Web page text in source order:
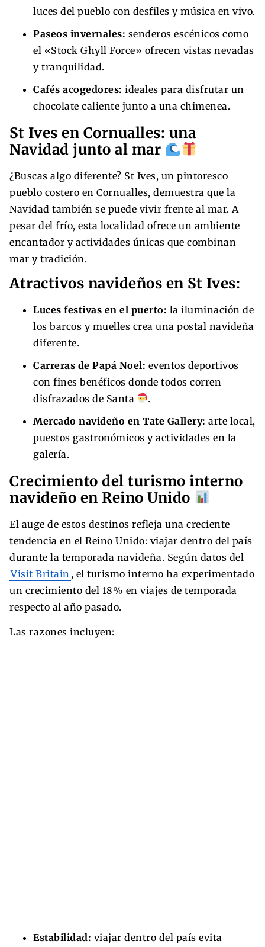
luces del pueblo con desfiles y música en vivo.
Paseos invernales: senderos escénicos como
el «Stock Ghyll Force» ofrecen vistas nevadas
y tranquilidad.
Cafés acogedores: ideales para disfrutar un
chocolate caliente junto a una chimenea.
St Ives en Cornualles: una
Navidad junto al mar
¿Buscas algo diferente? St Ives, un pintoresco
pueblo costero en Cornualles, demuestra que la
Navidad también se puede vivir frente al mar. A
pesar del frío, esta localidad ofrece un ambiente
encantador y actividades únicas que combinan
mar y tradición.
Atractivos navideños en St Ives:
Luces festivas en el puerto: la iluminación de
los barcos y muelles crea una postal navideña
diferente.
Carreras de Papá Noel: eventos deportivos
con fines benéficos donde todos corren
disfrazados de Santa
.
Mercado navideño en Tate Gallery: arte local,
puestos gastronómicos y actividades en la
galería.
Crecimiento del turismo interno
navideño en Reino Unido
El auge de estos destinos refleja una creciente
tendencia en el Reino Unido: viajar dentro del país
durante la temporada navideña. Según datos del
Visit Britain , el turismo interno ha experimentado
un crecimiento del 18% en viajes de temporada
respecto al año pasado.
Las razones incluyen:
Estabilidad: viajar dentro del país evita